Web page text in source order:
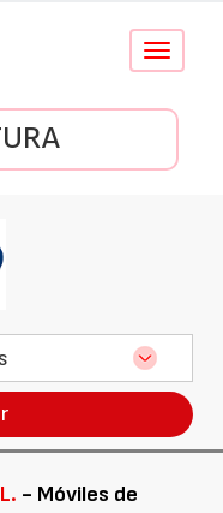
Conmutar
- Móviles de